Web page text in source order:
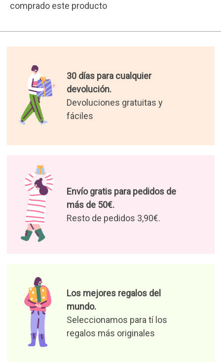
comprado este producto
30 días para cualquier
devolución.
Devoluciones gratuitas y
fáciles
Envío gratis para pedidos de
más de 50€.
Resto de pedidos 3,90€.
Los mejores regalos del
mundo.
Seleccionamos para tí los
regalos más originales